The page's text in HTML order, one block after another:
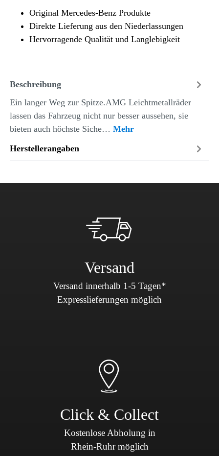
Original Mercedes-Benz Produkte
Direkte Lieferung aus den Niederlassungen
Hervorragende Qualität und Langlebigkeit
Beschreibung
Ein langer Weg zur Spitze.AMG Leichtmetallräder
lassen das Fahrzeug nicht nur besser aussehen, sie
bieten auch höchste Siche… Mehr
Herstellerangaben
Versand
Versand innerhalb 1-5 Tagen*
Expresslieferungen möglich
Click & Collect
Kostenlose Abholung in
Rhein-Ruhr möglich